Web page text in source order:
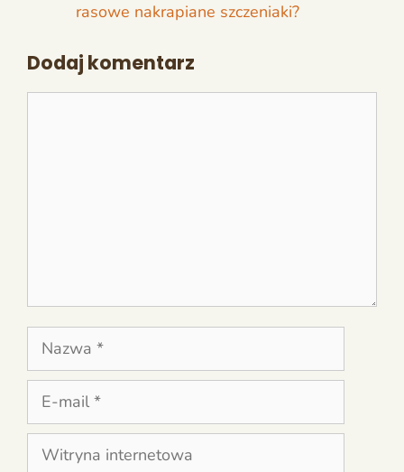
rasowe nakrapiane szczeniaki?
Dodaj komentarz
Nazwa
E-
mail
Witryna